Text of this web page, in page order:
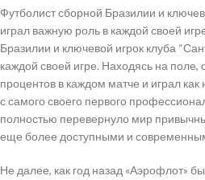
Футболист сборной Бразилии и
играл важную роль в каждой своей
Бразилии и ключевой игрок клуба
каждой своей игре. Находясь на поле,
процентов в каждом матче и играл
с самого своего первого
полностью перевернуло мир
еще более доступными и
Не далее, как год назад «Аэрофлот»